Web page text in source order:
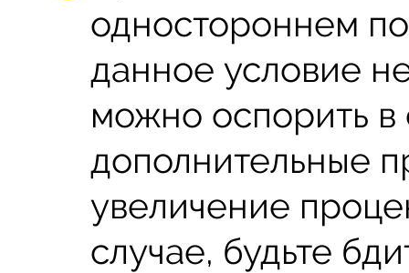
одностороннем
данное условие
можно оспорить в
дополнительные
увеличение
случае, будьте